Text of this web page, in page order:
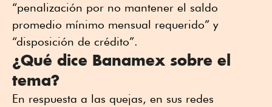
“penalización por no mantener el saldo
promedio mínimo mensual requerido” y
“disposición de crédito”.
¿Qué dice Banamex sobre el
tema?
En respuesta a las quejas, en sus redes